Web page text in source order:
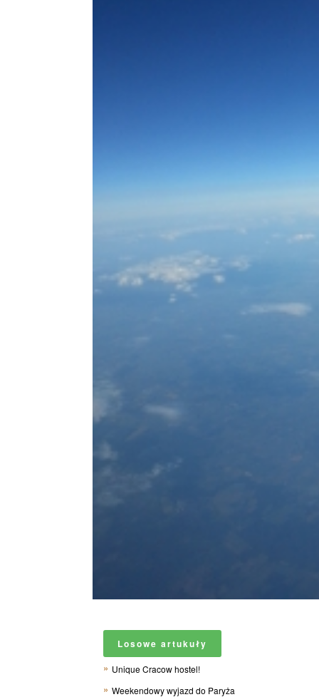
Losowe artukuły
Unique Cracow hostel!
Weekendowy wyjazd do Paryża